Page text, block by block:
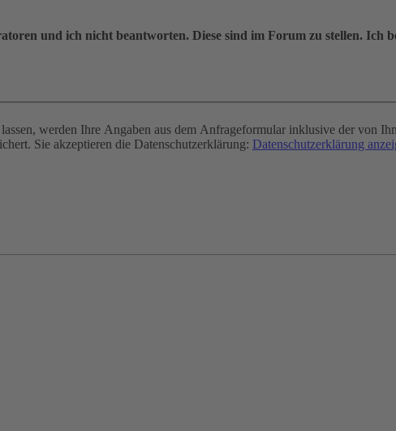
und ich nicht beantworten. Diese sind im Forum zu stellen. Ich
werden Ihre Angaben aus dem Anfrageformular inklusive der von
Sie akzeptieren die Datenschutzerklärung: Datenschutzerklärung